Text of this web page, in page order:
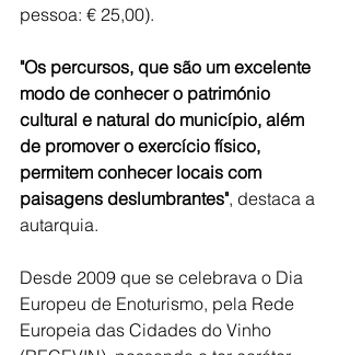
pessoa: € 25,00).
"Os percursos, que são um excelente
modo de conhecer o património
cultural e natural do município, além
de promover o exercício físico,
permitem conhecer locais com
paisagens deslumbrantes", destaca a
autarquia.
Desde 2009 que se celebrava o Dia
Europeu de Enoturismo, pela Rede
Europeia das Cidades do Vinho